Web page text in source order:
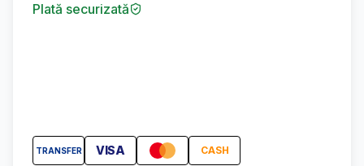
Plată securizată
TRANSFER VISA CASH